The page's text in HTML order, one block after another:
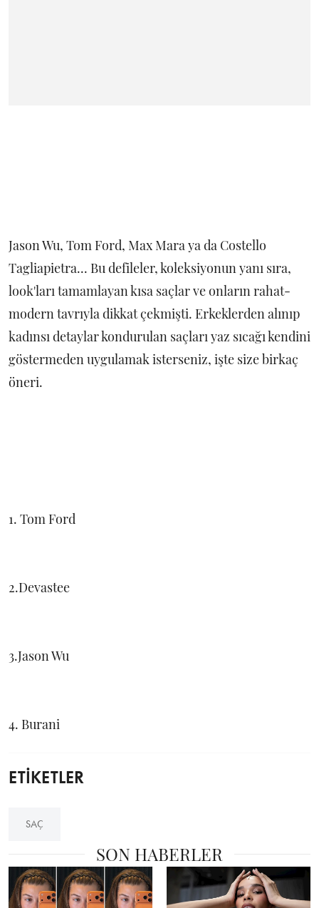
Jason Wu, Tom Ford, Max Mara ya da Costello
Tagliapietra... Bu defileler, koleksiyonun yanı sıra,
look'ları tamamlayan kısa saçlar ve onların rahat-
modern tavrıyla dikkat çekmişti. Erkeklerden alınıp
kadınsı detaylar kondurulan saçları yaz sıcağı kendini
göstermeden uygulamak isterseniz, işte size birkaç
öneri.
1. Tom Ford
2.Devastee
3.Jason Wu
4. Burani
ETİKETLER
SAÇ
SON HABERLER